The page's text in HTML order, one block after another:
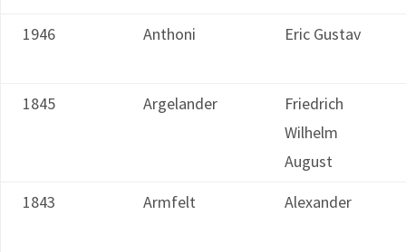
1946 Anthoni Eric Gustav
1845 Argelander
Friedrich
Wilhelm
August
1843
Armfelt Alexander